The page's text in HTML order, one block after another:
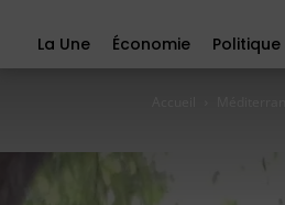
La Une Économie Politique